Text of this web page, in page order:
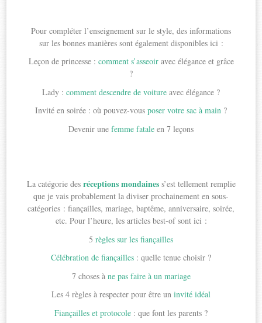
Pour compléter l’enseignement sur le style, des informations
sur les bonnes manières sont également disponibles ici :
Leçon de princesse : comment s’asseoiravec élégance et grâce
?
Lady : comment descendre de voiture avec élégance ?
Invité en soirée : où pouvez-vous poser votre sac à main ?
Devenir une femme fatale en 7 leçons
La catégorie des réceptions mondainess’est tellement remplie
que je vais probablement la diviser prochainement en sous-
catégories : fiançailles, mariage, baptême, anniversaire, soirée,
etc. Pour l’heure, les articles best-of sont ici :
5 règles sur les fiançailles
Célébration de fiançailles : quelle tenue choisir ?
7 choses à ne pas faire à un mariage
Les 4 règles à respecter pour être un invité idéal
Fiançailles et protocole : que font les parents ?